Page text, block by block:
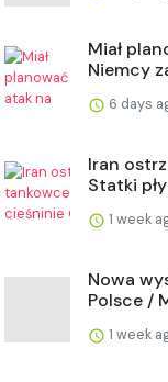
Miał
Niemcy
6 days
Iran
Statki
1 week
Nowa
Polsce /
1 week